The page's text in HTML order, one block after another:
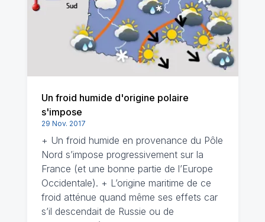
Un froid humide d'origine polaire
s'impose
29 Nov. 2017
+ Un froid humide en provenance du Pôle
Nord s’impose progressivement sur la
France (et une bonne partie de l’Europe
Occidentale). + L’origine maritime de ce
froid atténue quand même ses effets car
s’il descendait de Russie ou de